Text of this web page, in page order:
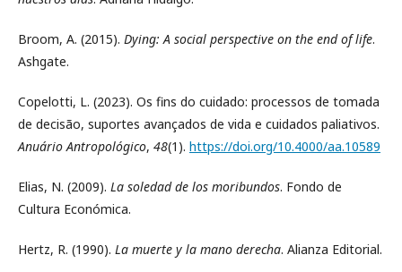
Broom, A. (2015). Dying: A social perspective on the end of life.
Ashgate.
Copelotti, L. (2023). Os fins do cuidado: processos de tomada
de decisão, suportes avançados de vida e cuidados paliativos.
Anuário Antropológico, 48(1). https://doi.org/10.4000/aa.10589
Elias, N. (2009). La soledad de los moribundos. Fondo de
Cultura Económica.
Hertz, R. (1990). La muerte y la mano derecha. Alianza Editorial.